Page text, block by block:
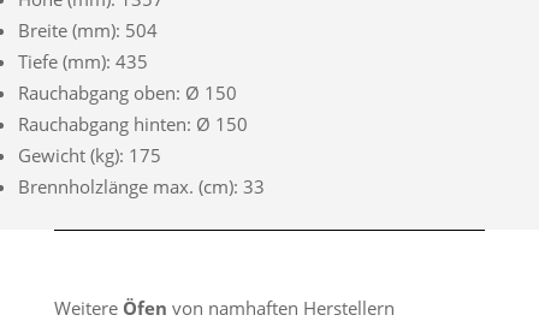
Breite (mm): 504
Tiefe (mm): 435
Rauchabgang oben: Ø 150
Rauchabgang hinten: Ø 150
Gewicht (kg): 175
Brennholzlänge max. (cm): 33
Weitere Öfen von namhaften Herstellern